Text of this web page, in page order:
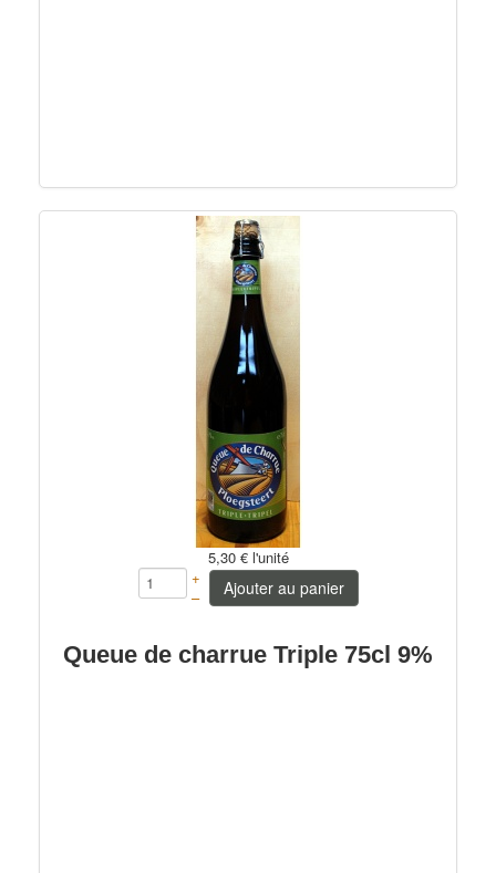
5,30 € l'unité
+
–
Ajouter au panier
Queue de charrue Triple 75cl 9%